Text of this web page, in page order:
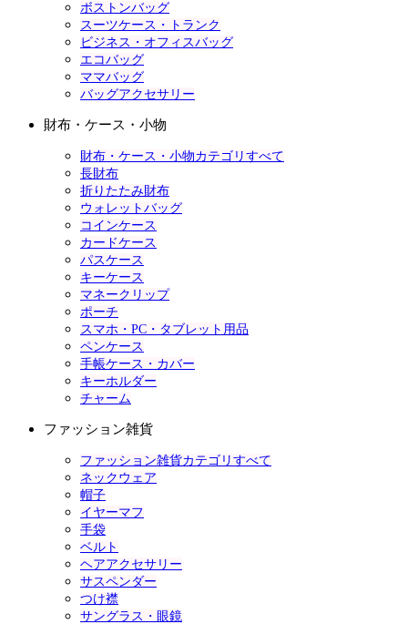
ボストンバッグ
スーツケース・トランク
ビジネス・オフィスバッグ
エコバッグ
ママバッグ
バッグアクセサリー
財布・ケース・小物
財布・ケース・小物カテゴリすべて
長財布
折りたたみ財布
ウォレットバッグ
コインケース
カードケース
パスケース
キーケース
マネークリップ
ポーチ
スマホ・PC・タブレット用品
ペンケース
手帳ケース・カバー
キーホルダー
チャーム
ファッション雑貨
ファッション雑貨カテゴリすべて
ネックウェア
帽子
イヤーマフ
手袋
ベルト
ヘアアクセサリー
サスペンダー
つけ襟
サングラス・眼鏡